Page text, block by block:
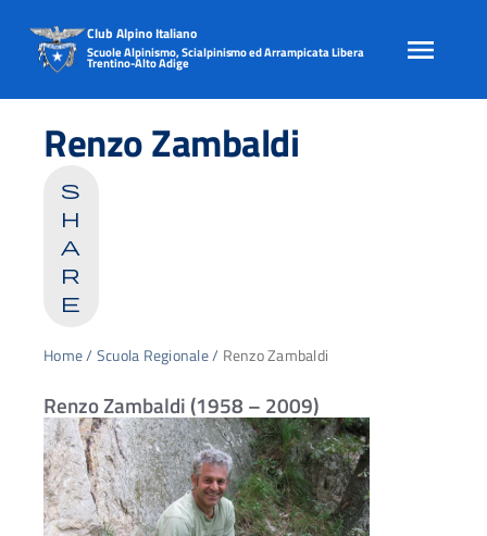
content
Club Alpino Italiano
Scuole Alpinismo, Scialpinismo ed Arrampicata Libera
Trentino-Alto Adige
Renzo Zambaldi
s
h
a
r
e
Home/Scuola Regionale/ Renzo Zambaldi
Renzo Zambaldi (1958 – 2009)